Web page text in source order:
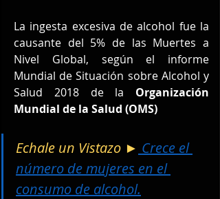
La ingesta excesiva de alcohol fue la
causante del 5% de las Muertes a
Nivel Global, según el informe
Mundial de Situación sobre Alcohol y
Salud 2018 de la Organización
Mundial de la Salud (OMS)
Echale un Vistazo ► Crece el
número de mujeres en el
consumo de alcohol.